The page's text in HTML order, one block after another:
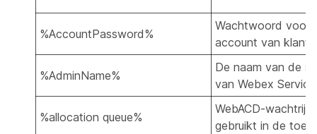
%AccountPassword%
Wachtwoord voor
account van klant
%AdminName%
De naam van de
van Webex
%allocation queue%
WebACD-wachtrij
gebruikt in de